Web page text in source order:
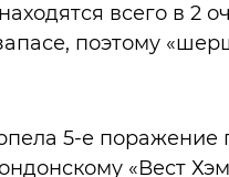
всего в 2
поэтому
5-е
«Вест